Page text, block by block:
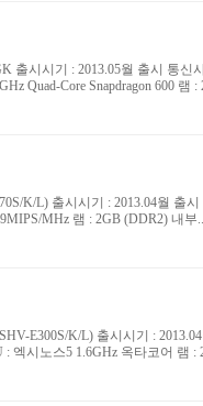
출시시기 : 2013.05월 출시 통신
Quad-Core Snapdragon 600 램 :
K/L) 출시시기 : 2013.04월 출
MHz 램 : 2GB (DDR2) 내부
E300S/K/L) 출시시기 :
엑시노스5 1.6GHz 옥타코어 램 :